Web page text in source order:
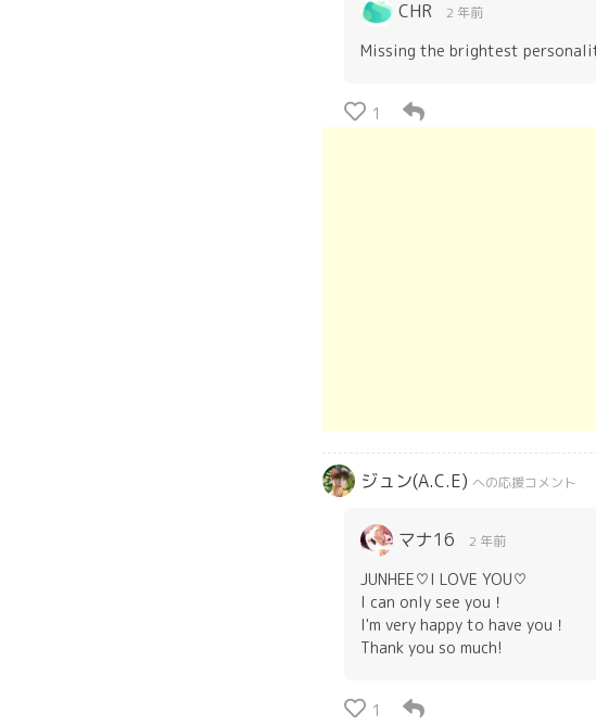
CHR 2 年前
Missing the brightest
1
ジュン(A.C.E) への応援コメント
マナ16 2 年前
JUNHEE♡I LOVE YOU♡
I can only see you！
I'm very happy to have you！
Thank you so much!
1